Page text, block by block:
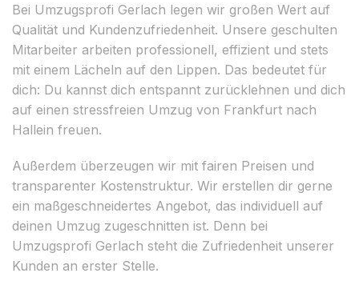
Bei Umzugsprofi Gerlach legen wir großen Wert auf
Qualität und Kundenzufriedenheit. Unsere geschulten
Mitarbeiter arbeiten professionell, effizient und stets
mit einem Lächeln auf den Lippen. Das bedeutet für
dich: Du kannst dich entspannt zurücklehnen und dich
auf einen stressfreien Umzug von Frankfurt nach
Hallein freuen.
Außerdem überzeugen wir mit fairen Preisen und
transparenter Kostenstruktur. Wir erstellen dir gerne
ein maßgeschneidertes Angebot, das individuell auf
deinen Umzug zugeschnitten ist. Denn bei
Umzugsprofi Gerlach steht die Zufriedenheit unserer
Kunden an erster Stelle.